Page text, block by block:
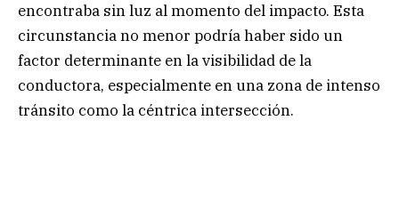
encontraba sin luz al momento del impacto. Esta
circunstancia no menor podría haber sido un
factor determinante en la visibilidad de la
conductora, especialmente en una zona de intenso
tránsito como la céntrica intersección.